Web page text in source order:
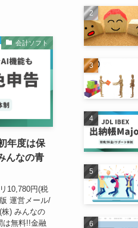
会計ソフト
年度は保
んなの青
10,780円(税
運営メール/
) みんなの
は無料!!金融